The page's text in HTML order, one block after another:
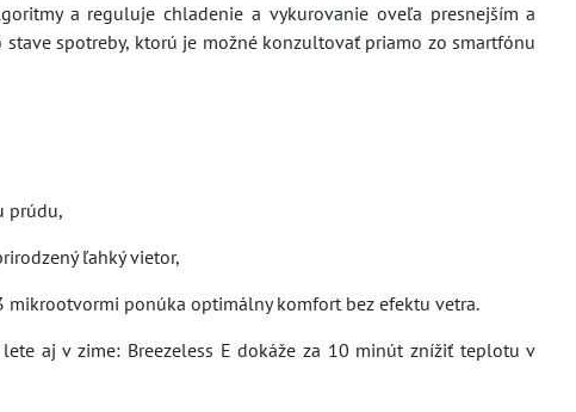
a reguluje chladenie a vykurovanie oveľa presnejším a
spotreby, ktorú je možné konzultovať priamo zo smartfónu
prúdu,
ľahký vietor,
mikrootvormi ponúka optimálny komfort bez efektu vetra.
aj v zime: Breezeless E dokáže za 10 minút znížiť teplotu v